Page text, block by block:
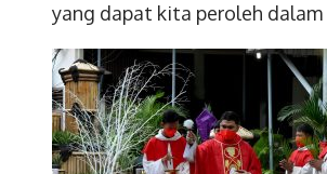
yang dapat kita peroleh dalam